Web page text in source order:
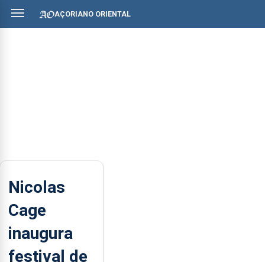
AÇORIANO ORIENTAL
Nicolas
Cage
inaugura
festival de